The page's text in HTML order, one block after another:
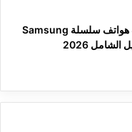
جميع مميزات وعيوب هواتف سلسلة Samsung